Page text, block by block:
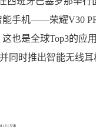
手机——荣耀V30
这也是全球Top3的
同时推出智能无线